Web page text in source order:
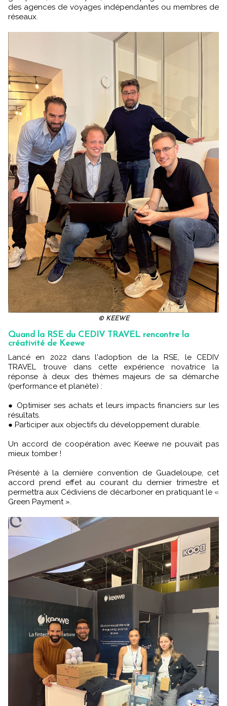
des agences de voyages indépendantes ou membres de
réseaux.
© KEEWE
Quand la RSE du CEDIV TRAVEL rencontre la
créativité de Keewe
Lancé en 2022 dans l'adoption de la RSE, le CEDIV
TRAVEL trouve dans cette expérience novatrice la
réponse à deux des thèmes majeurs de sa démarche
(performance et planète) :
● Optimiser ses achats et leurs impacts financiers sur les
résultats.
● Participer aux objectifs du développement durable.
Un accord de coopération avec Keewe ne pouvait pas
mieux tomber !
Présenté à la dernière convention de Guadeloupe, cet
accord prend effet au courant du dernier trimestre et
permettra aux Cédiviens de décarboner en pratiquant le «
Green Payment ».